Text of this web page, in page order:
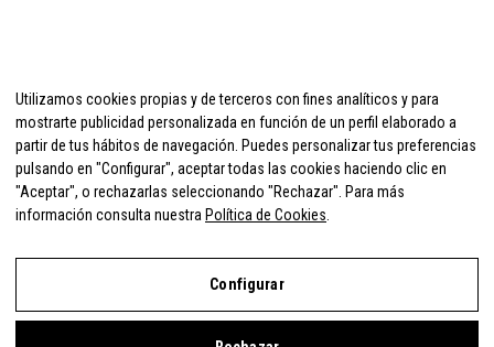
Utilizamos cookies propias y de terceros con fines analíticos y para
mostrarte publicidad personalizada en función de un perfil elaborado a
partir de tus hábitos de navegación. Puedes personalizar tus preferencias
pulsando en "Configurar", aceptar todas las cookies haciendo clic en
"Aceptar", o rechazarlas seleccionando "Rechazar". Para más
información consulta nuestra Política de Cookies
Configurar